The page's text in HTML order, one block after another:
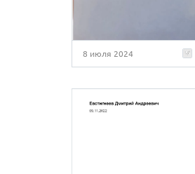
8 июля 2024